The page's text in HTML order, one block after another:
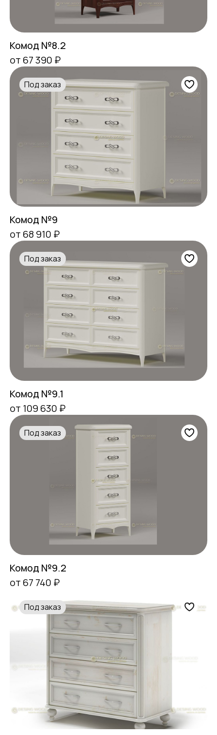
Комод №8.2
от 67 390 ₽
Под заказ
Комод №9
от 68 910 ₽
Под заказ
Комод №9.1
от 109 630 ₽
Под заказ
Комод №9.2
от 67 740 ₽
Под заказ